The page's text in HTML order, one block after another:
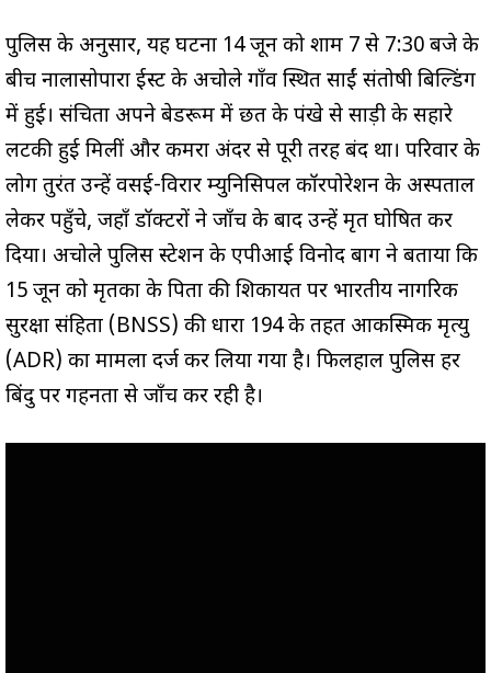
पुलिस के अनुसार, यह घटना 14 जून को शाम 7 से 7:30 बजे के
बीच नालासोपारा ईस्ट के अचोले गाँव स्थित साईं संतोषी बिल्डिंग
में हुई। संचिता अपने बेडरूम में छत के पंखे से साड़ी के सहारे
लटकी हुई मिलीं और कमरा अंदर से पूरी तरह बंद था। परिवार के
लोग तुरंत उन्हें वसई-विरार म्युनिसिपल कॉरपोरेशन के अस्पताल
लेकर पहुँचे, जहाँ डॉक्टरों ने जाँच के बाद उन्हें मृत घोषित कर
दिया। अचोले पुलिस स्टेशन के एपीआई विनोद बाग ने बताया कि
15 जून को मृतका के पिता की शिकायत पर भारतीय नागरिक
सुरक्षा संहिता (BNSS) की धारा 194 के तहत आकस्मिक मृत्यु
(ADR) का मामला दर्ज कर लिया गया है। फिलहाल पुलिस हर
बिंदु पर गहनता से जाँच कर रही है।